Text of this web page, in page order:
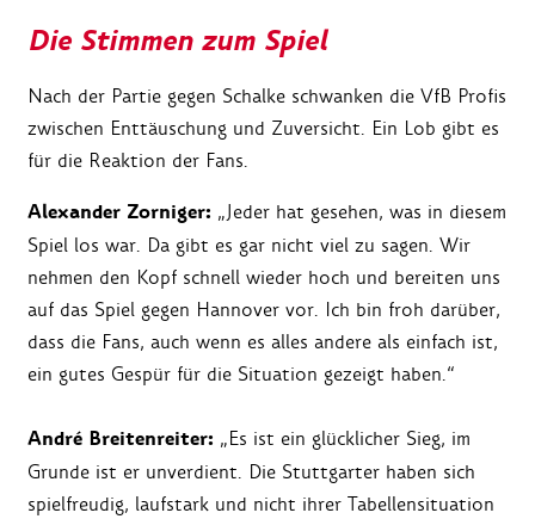
Die Stimmen zum Spiel
Nach der Partie gegen Schalke schwanken die VfB Profis
zwischen Enttäuschung und Zuversicht. Ein Lob gibt es
für die Reaktion der Fans.
Alexander Zorniger: „Jeder hat gesehen, was in diesem
Spiel los war. Da gibt es gar nicht viel zu sagen. Wir
nehmen den Kopf schnell wieder hoch und bereiten uns
auf das Spiel gegen Hannover vor. Ich bin froh darüber,
dass die Fans, auch wenn es alles andere als einfach ist,
ein gutes Gespür für die Situation gezeigt haben.“
André Breitenreiter: „Es ist ein glücklicher Sieg, im
Grunde ist er unverdient. Die Stuttgarter haben sich
spielfreudig, laufstark und nicht ihrer Tabellensituation